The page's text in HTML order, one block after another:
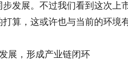
发展。不过我们看到这次上
算，这或许也与当前的环境有
展，形成产业链闭环